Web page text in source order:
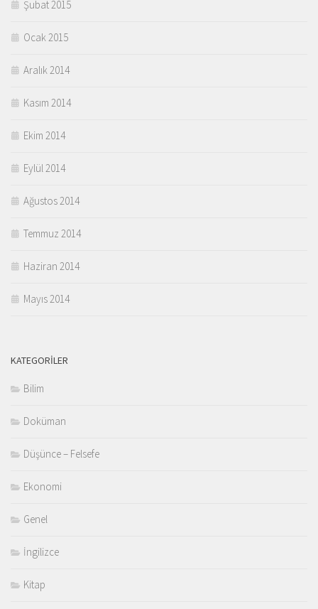
Şubat 2015
Ocak 2015
Aralık 2014
Kasım 2014
Ekim 2014
Eylül 2014
Ağustos 2014
Temmuz 2014
Haziran 2014
Mayıs 2014
KATEGORILER
Bilim
Doküman
Düşünce – Felsefe
Ekonomi
Genel
İngilizce
Kitap